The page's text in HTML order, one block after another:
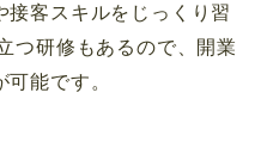
接客スキルをじっくり習
つ研修もあるので、開業
能です。